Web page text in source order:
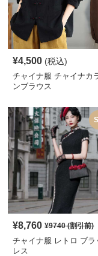
¥4,500 (税込)
チャイナ服 チャイナカ
ンブラウス
¥8,760 ¥9740(割引前)
チャイナ服 レトロ ブラ
レス